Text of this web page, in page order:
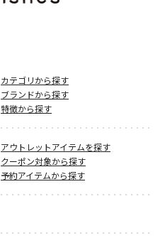
カテゴリから探す
ブランドから探す
特徴から探す
アウトレットアイテムを探す
クーポン対象から探す
予約アイテムから探す